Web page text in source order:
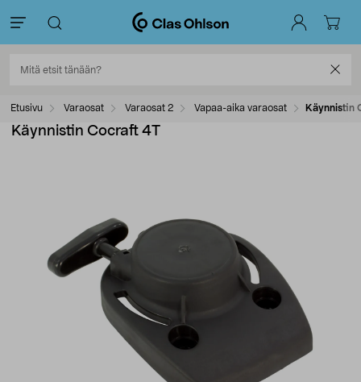
Etusivu Varaosat Varaosat 2 Vapaa-aika varaosat Käynnistin
Käynnistin Cocraft 4T